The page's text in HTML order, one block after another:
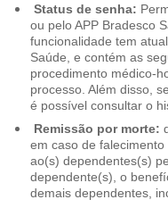
Status de senha:
ou pelo APP Bradesco
funcionalidade tem
Saúde, e contém as
procedimento médico-
processo. Além disso,
é possível consultar o
Remissão por morte:
em caso de
ao(s) dependentes(s)
dependente(s), o
demais dependentes,